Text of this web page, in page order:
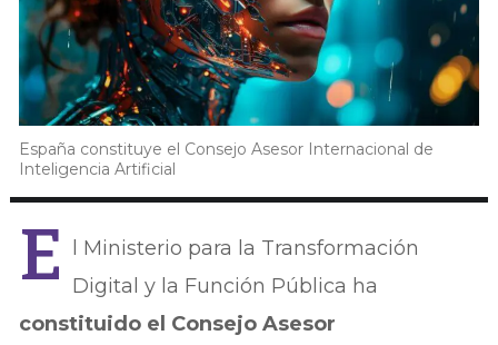
España constituye el Consejo Asesor Internacional de
Inteligencia Artificial
E
l Ministerio para la Transformación
Digital y la Función Pública ha
constituido el Consejo Asesor